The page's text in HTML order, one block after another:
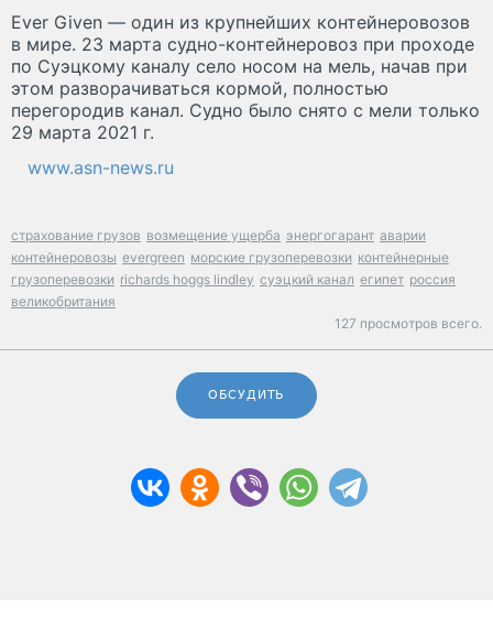
Ever Given — один из крупнейших контейнеровозов
в мире. 23 марта судно-контейнеровоз при проходе
по Суэцкому каналу село носом на мель, начав при
этом разворачиваться кормой, полностью
перегородив канал. Судно было снято с мели только
29 марта 2021 г.
www.asn-news.ru
страхование грузов возмещение ущерба энергогарант аварии
контейнеровозы evergreen морские грузоперевозки контейнерные
грузоперевозки richards hoggs lindley суэцкий канал египет россия
великобритания
127 просмотров всего.
ОБСУДИТЬ